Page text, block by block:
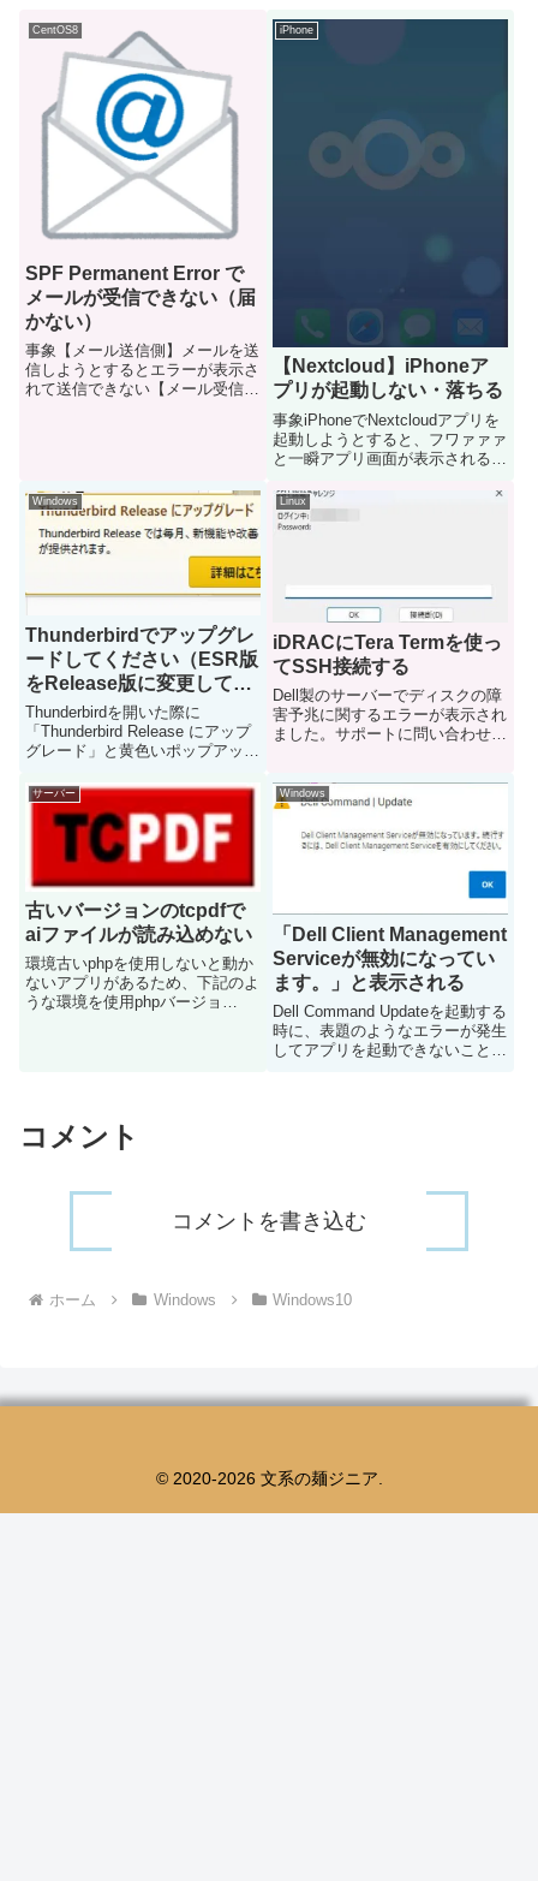
CentOS8
SPF Permanent Error で
メールが受信できない（届
かない）
事象【メール送信側】メールを送
信しようとするとエラーが表示さ
れて送信できない【メール受信
（...
iPhone
【Nextcloud】iPhoneア
プリが起動しない・落ちる
事象iPhoneでNextcloudアプリを
起動しようとすると、フワァァァ
と一瞬アプリ画面が表示されるも
ました1台だけではなく、複数台
で同様の事象が見られました原因
おそらくですが、「アプリのバー
Windows
Thunderbirdでアップグレ
ードしてください（ESR版
をRelease版に変更してく
ださい）と表示される
Thunderbirdを開いた際に
「Thunderbird Release にアップ
グレード」と黄色いポップアップ
ップ内の「詳細はこちら」をクリ
ックすると公式サイトへ飛び、
ESR(Extended Suppor...
Linux
iDRACにTera Termを使っ
てSSH接続する
Dell製のサーバーでディスクの障
害予兆に関するエラーが表示され
ました。サポートに問い合わせる
について連絡がありました。その
際に、SSH接続するためにTera
Termが使えるPC...
サーバー
古いバージョンのtcpdfで
aiファイルが読み込めない
環境古いphpを使用しないと動か
ないアプリがあるため、下記のよ
うな環境を使用phpバージョ
Windows
「Dell Client Management
Serviceが無効になってい
ます。」と表示される
Dell Command Updateを起動する
時に、表題のようなエラーが発生
してアプリを起動できないことが
コメント
コメントを書き込む
ホーム Windows Windows10
© 2020-2026 文系の麺ジニア.